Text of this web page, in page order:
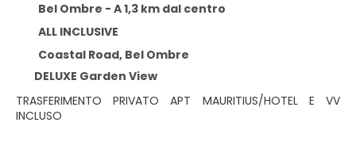
Bel Ombre - A 1,3 km dal centro
ALL INCLUSIVE
Coastal Road, Bel Ombre
DELUXE Garden View
TRASFERIMENTO PRIVATO APT MAURITIUS/HOTEL E VV
INCLUSO